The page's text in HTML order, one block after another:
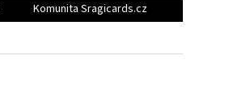
Komunita Sragicards.cz